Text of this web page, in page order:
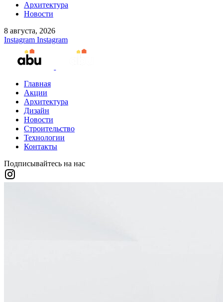
Архитектура
Новости
8 августа, 2026
Instagram Instagram
Главная
Акции
Архитектура
Дизайн
Новости
Строительство
Технологии
Контакты
Подписывайтесь на нас